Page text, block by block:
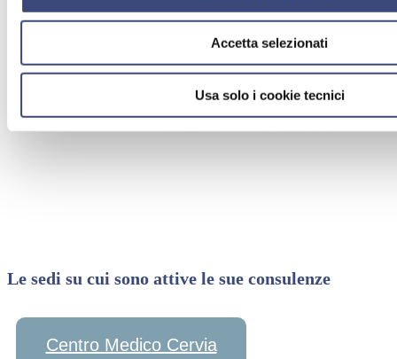
Accetta selezionati
Usa solo i cookie tecnici
Le sedi su cui sono attive le sue consulenze
Centro Medico Cervia